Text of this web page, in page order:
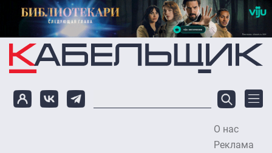
Перейти к основному содержанию
О нас
Реклама